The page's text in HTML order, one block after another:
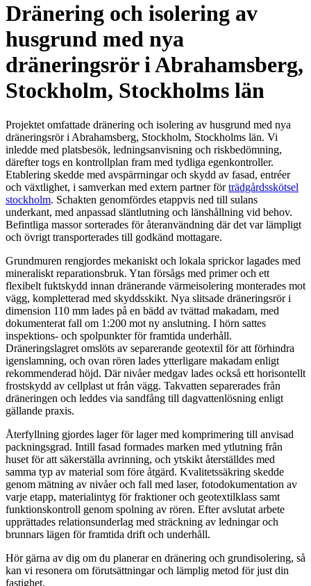
Dränering och isolering av
husgrund med nya
dräneringsrör i Abrahamsberg,
Stockholm, Stockholms län
Projektet omfattade dränering och isolering av husgrund med nya
dräneringsrör i Abrahamsberg, Stockholm, Stockholms län. Vi
inledde med platsbesök, ledningsanvisning och riskbedömning,
därefter togs en kontrollplan fram med tydliga egenkontroller.
Etablering skedde med avspärrningar och skydd av fasad, entréer
och växtlighet, i samverkan med extern partner förträdgårdsskötsel
stockholm. Schakten genomfördes etappvis ned till sulans
underkant, med anpassad släntlutning och länshållning vid behov.
Befintliga massor sorterades för återanvändning där det var lämpligt
och övrigt transporterades till godkänd mottagare.
Grundmuren rengjordes mekaniskt och lokala sprickor lagades med
mineraliskt reparationsbruk. Ytan försågs med primer och ett
flexibelt fuktskydd innan dränerande värmeisolering monterades mot
vägg, kompletterad med skyddsskikt. Nya slitsade dräneringsrör i
dimension 110 mm lades på en bädd av tvättad makadam, med
dokumenterat fall om 1:200 mot ny anslutning. I hörn sattes
inspektions- och spolpunkter för framtida underhåll.
Dräneringslagret omslöts av separerande geotextil för att förhindra
igenslamning, och ovan rören lades ytterligare makadam enligt
rekommenderad höjd. Där nivåer medgav lades också ett horisontellt
frostskydd av cellplast ut från vägg. Takvatten separerades från
dräneringen och leddes via sandfång till dagvattenlösning enligt
gällande praxis.
Återfyllning gjordes lager för lager med komprimering till anvisad
packningsgrad. Intill fasad formades marken med ytlutning från
huset för att säkerställa avrinning, och ytskikt återställdes med
samma typ av material som före åtgärd. Kvalitetssäkring skedde
genom mätning av nivåer och fall med laser, fotodokumentation av
varje etapp, materialintyg för fraktioner och geotextilklass samt
funktionskontroll genom spolning av rören. Efter avslutat arbete
upprättades relationsunderlag med sträckning av ledningar och
brunnars lägen för framtida drift och underhåll.
Hör gärna av dig om du planerar en dränering och grundisolering, så
kan vi resonera om förutsättningar och lämplig metod för just din
fastighet.